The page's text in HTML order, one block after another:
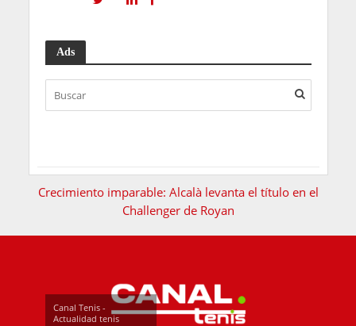
Ads
Crecimiento imparable: Alcalà levanta el título en el
Challenger de Royan
Canal Tenis -
Actualidad tenis